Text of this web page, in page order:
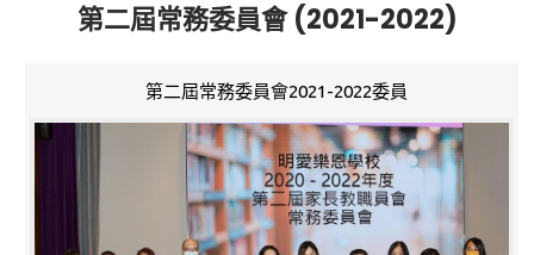
第二屆常務委員會 (2021-2022)
第二屆常務委員會2021-2022委員